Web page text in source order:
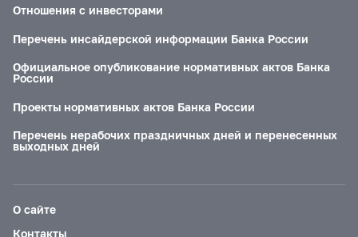
Отношения с инвесторами
Перечень инсайдерской информации Банка России
Официальное опубликование нормативных актов Банка
России
Проекты нормативных актов Банка России
Перечень нерабочих праздничных дней и перенесенных
выходных дней
О сайте
Контакты